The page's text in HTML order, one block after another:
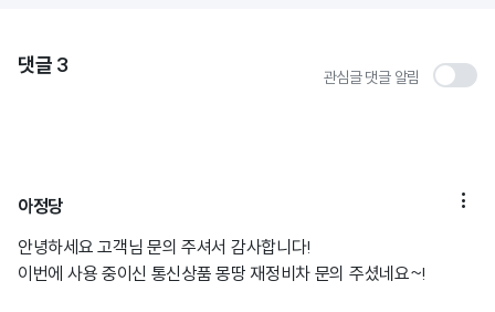
댓글 3 관심글 댓글 알림
아정당 
안녕하세요 고객님 문의 주셔서 감사합니다!
이번에 사용 중이신 통신상품 몽땅 재정비차 문의 주셨네요~!